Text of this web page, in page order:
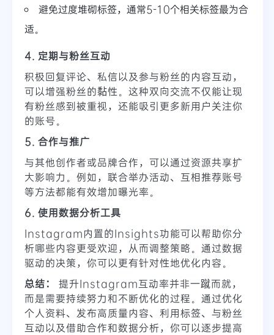
避免过度堆砌标签，通常5-10个相关标签最为合
适。
4. 定期与粉丝互动
积极回复评论、私信以及参与粉丝的内容互动，
可以增强粉丝的黏性。这种双向交流不仅能让现
有粉丝感到被重视，还能吸引更多新用户关注你
的账号。
5. 合作与推广
与其他创作者或品牌合作，可以通过资源共享扩
大影响力。例如，联合举办活动、互相推荐账号
等方法都能有效增加曝光率。
6. 使用数据分析工具
Instagram内置的Insights功能可以帮助你分
析哪些内容更受欢迎，从而调整策略。通过数据
驱动的决策，你可以更有针对性地优化内容。
总结：
提升Instagram互动率并非一蹴而就，
而是需要持续努力和不断优化的过程。通过优化
个人资料、发布高质量内容、利用标签、与粉丝
互动以及借助合作和数据分析，你可以逐步提高